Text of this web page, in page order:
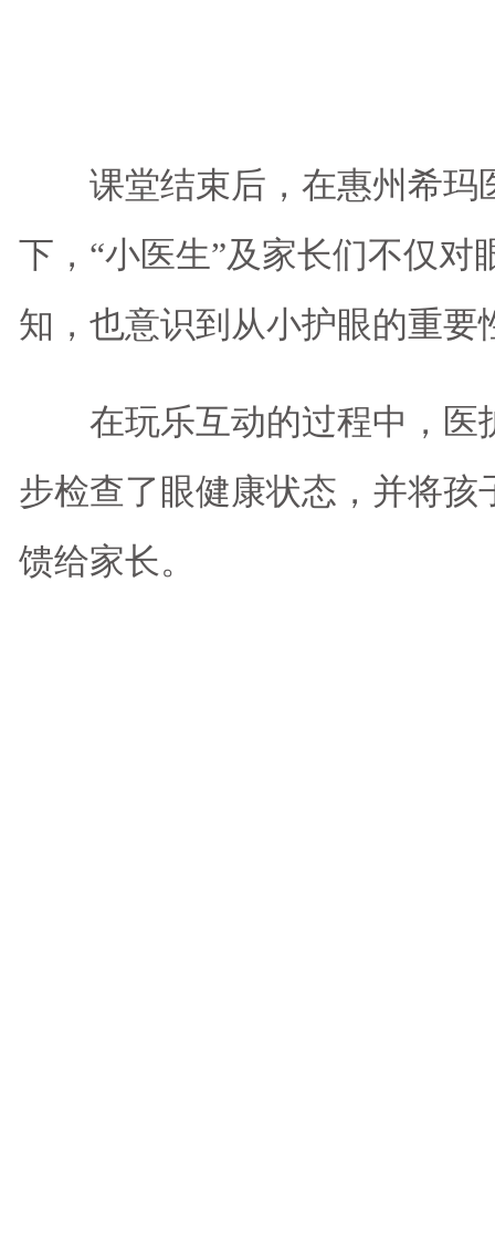
课堂结束后，在惠州希玛
下，“小医生”及家长们不仅对
知，也意识到从小护眼的重要
在玩乐互动的过程中，医
步检查了眼健康状态，并将
馈给家长。